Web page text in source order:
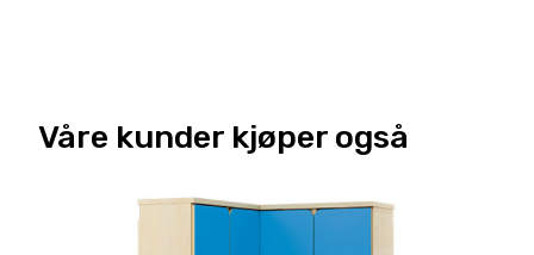
Våre kunder kjøper også